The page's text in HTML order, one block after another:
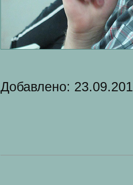
Добавлено: